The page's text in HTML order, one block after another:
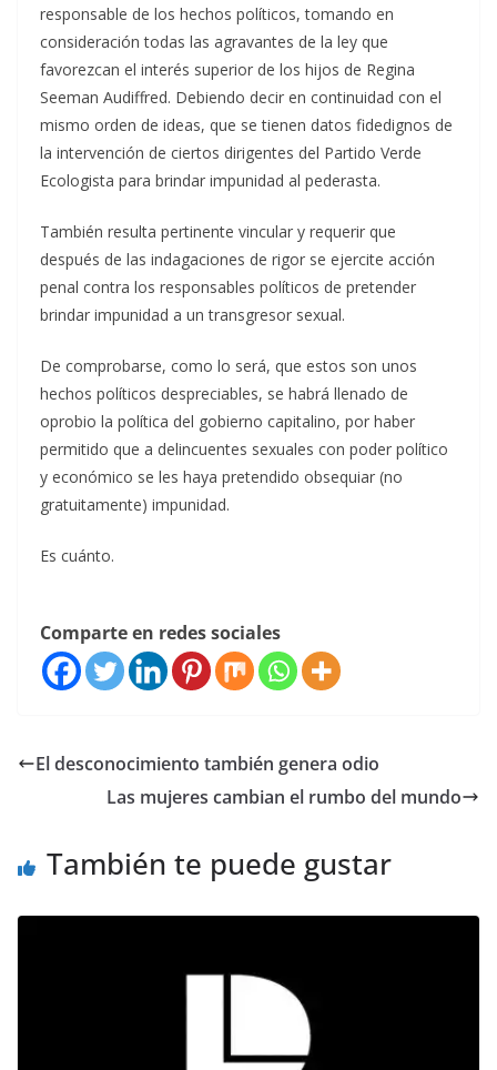
responsable de los hechos políticos, tomando en
consideración todas las agravantes de la ley que
favorezcan el interés superior de los hijos de Regina
Seeman Audiffred. Debiendo decir en continuidad con el
mismo orden de ideas, que se tienen datos fidedignos de
la intervención de ciertos dirigentes del Partido Verde
Ecologista para brindar impunidad al pederasta.
También resulta pertinente vincular y requerir que
después de las indagaciones de rigor se ejercite acción
penal contra los responsables políticos de pretender
brindar impunidad a un transgresor sexual.
De comprobarse, como lo será, que estos son unos
hechos políticos despreciables, se habrá llenado de
oprobio la política del gobierno capitalino, por haber
permitido que a delincuentes sexuales con poder político
y económico se les haya pretendido obsequiar (no
gratuitamente) impunidad.
Es cuánto.
Comparte en redes sociales
El desconocimiento también genera odio
Las mujeres cambian el rumbo del mundo
También te puede gustar